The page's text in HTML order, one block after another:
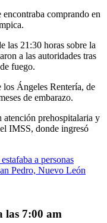
comprando en
las 21:30 horas sobre la
a las autoridades tras
fuego.
Ángeles Rentería, de
de embarazo.
atención prehospitalaria y
IMSS, donde ingresó
a personas
Pedro, Nuevo León
las 7:00 am